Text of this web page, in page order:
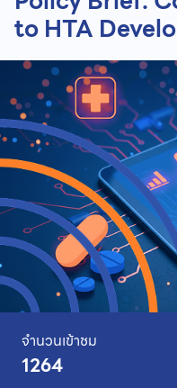
to HTA
จำนวนเข้าชม
1264